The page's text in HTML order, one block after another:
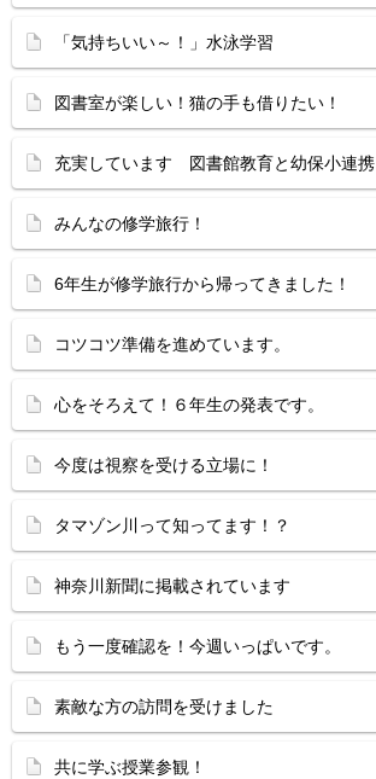
「気持ちいい～！」水泳学習
図書室が楽しい！猫の手も借りたい！
充実しています 図書館教育と幼保小連携
みんなの修学旅行！
6年生が修学旅行から帰ってきました！
コツコツ準備を進めています。
心をそろえて！６年生の発表です。
今度は視察を受ける立場に！
タマゾン川って知ってます！？
神奈川新聞に掲載されています
もう一度確認を！今週いっぱいです。
素敵な方の訪問を受けました
共に学ぶ授業参観！